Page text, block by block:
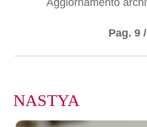
Aggiornamento
Pag. 9
NASTYA